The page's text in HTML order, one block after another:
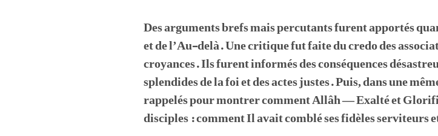
Des arguments brefs mais percutants furent apportés
et de l’Au-delà. Une critique fut faite du credo des
croyances. Ils furent informés des conséquences
splendides de la foi et des actes justes. Puis, dans une
rappelés pour montrer comment Allâh — Exalté et
disciples : comment Il avait comblé ses fidèles